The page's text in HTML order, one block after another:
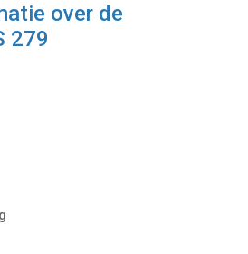
over de
279